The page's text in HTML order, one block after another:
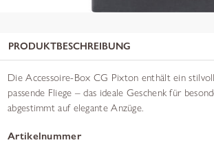
PRODUKTBESCHREIBUNG
Die Accessoire-Box CG Pixton enthält ein
passende Fliege – das ideale Geschenk für
abgestimmt auf elegante Anzüge.
Artikelnummer